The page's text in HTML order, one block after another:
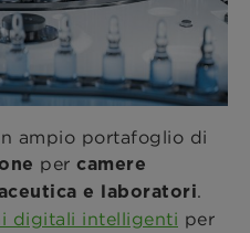
ampio portafoglio di
per camere
e laboratori.
digitali intelligenti per